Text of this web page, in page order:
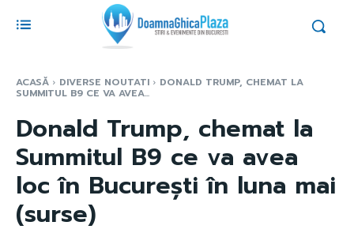
ACASĂ DIVERSE NOUTATI DONALD TRUMP, CHEMAT LA
SUMMITUL B9 CE VA AVEA...
Donald Trump, chemat la
Summitul B9 ce va avea
loc în București în luna mai
(surse)